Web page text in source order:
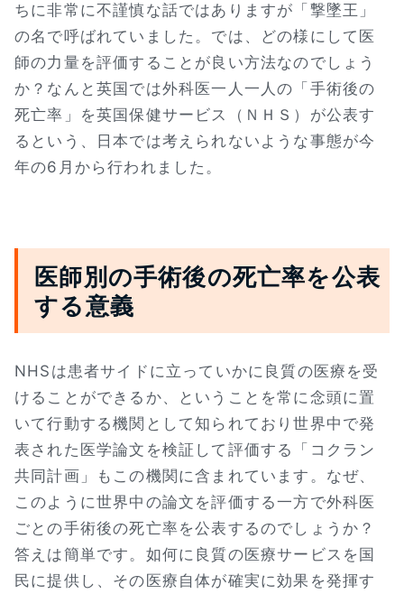
ちに非常に不謹慎な話ではありますが「撃墜王」
の名で呼ばれていました。では、どの様にして医
師の力量を評価することが良い方法なのでしょう
か？なんと英国では外科医一人一人の「手術後の
死亡率」を英国保健サービス（ＮＨＳ）が公表す
るという、日本では考えられないような事態が今
年の6月から行われました。
医師別の手術後の死亡率を公表
する意義
NHSは患者サイドに立っていかに良質の医療を受
けることができるか、ということを常に念頭に置
いて行動する機関として知られており世界中で発
表された医学論文を検証して評価する「コクラン
共同計画」もこの機関に含まれています。なぜ、
このように世界中の論文を評価する一方で外科医
ごとの手術後の死亡率を公表するのでしょうか？
答えは簡単です。如何に良質の医療サービスを国
民に提供し、その医療自体が確実に効果を発揮す